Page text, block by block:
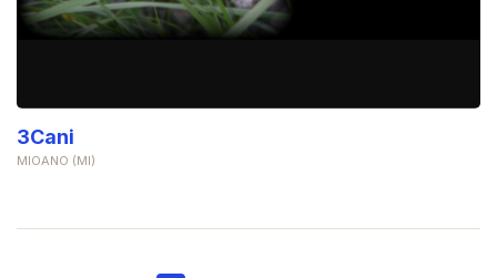
3Cani
MIOANO (MI)